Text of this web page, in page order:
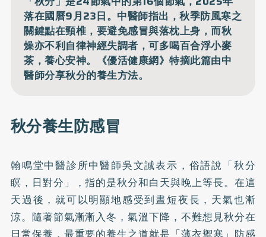
落在國曆9月23日。中醫師指出，秋季防風寒之
關鍵點在頸椎，要避免感冒與落枕上身，而秋
燥亦不利自律神經失調者，可多喝百合浮小麥
茶，養心安神。《優活健康網》特摘此篇由中
醫師分享秋分的養生方法。
秋分養生防感冒
翰鳴堂中醫診所中醫師吳文誠表示，俗語說「秋分
瞑，日對分」，指的是秋分和白天與晚上等長。在這
天過後，就可以明顯地感受到晝短夜長，天氣也漸
涼。隨著節氣漸漸入冬，氣溫下降，不難想見秋分在